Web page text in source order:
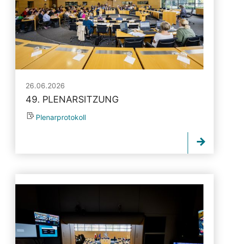
26.06.2026
49. PLENARSITZUNG
Plenarprotokoll